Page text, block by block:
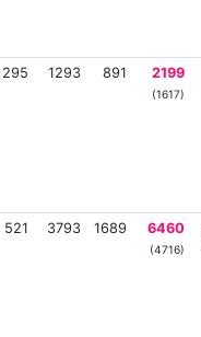
295 1293 891 2199
(1617)
521 3793 1689 6460
(4716)